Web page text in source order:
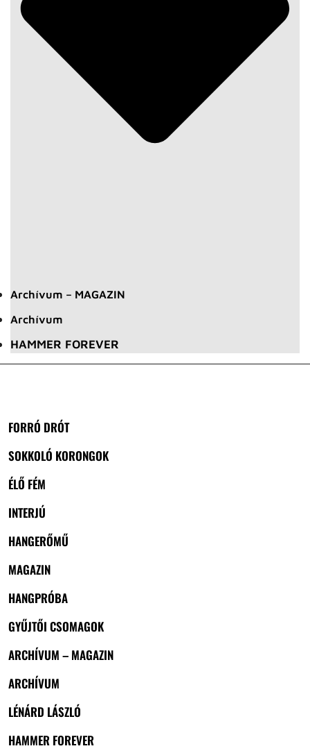
Archívum – MAGAZIN
Archívum
HAMMER FOREVER
FORRÓ DRÓT
SOKKOLÓ KORONGOK
ÉLŐ FÉM
INTERJÚ
HANGERŐMŰ
MAGAZIN
HANGPRÓBA
GYŰJTŐI CSOMAGOK
ARCHÍVUM – MAGAZIN
ARCHÍVUM
LÉNÁRD LÁSZLÓ
HAMMER FOREVER